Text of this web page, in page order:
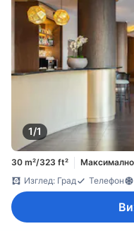
1/1
30 m²/323 ft²
Изглед: Град
Телефон